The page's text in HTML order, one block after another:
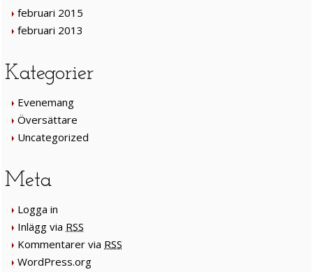
februari 2015
februari 2013
Kategorier
Evenemang
Översättare
Uncategorized
Meta
Logga in
Inlägg via RSS
Kommentarer via RSS
WordPress.org